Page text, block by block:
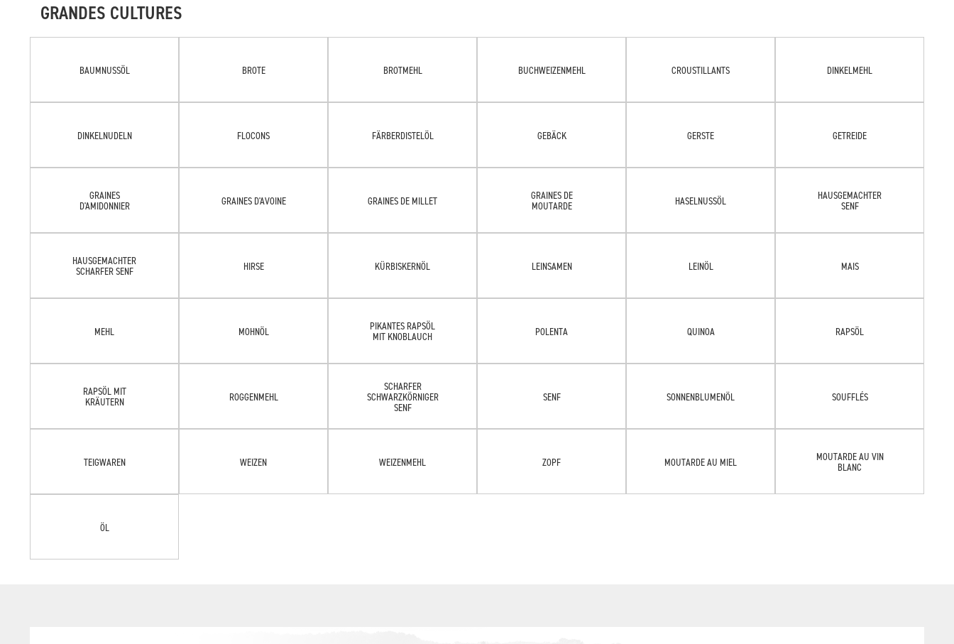
GRANDES CULTURES
BAUMNUSSÖL BROTE BROTMEHL BUCHWEIZENMEHL CROUSTILLANTS DINKELMEHL
DINKELNUDELN FLOCONS FÄRBERDISTELÖL GEBÄCK GERSTE GETREIDE
GRAINES
D'AMIDONNIER
GRAINES D'AVOINE GRAINES DE MILLET
GRAINES DE
MOUTARDE
HASELNUSSÖL
HAUSGEMACHTER
SENF
HAUSGEMACHTER
SCHARFER SENF
HIRSE KÜRBISKERNÖL LEINSAMEN LEINÖL MAIS
MEHL MOHNÖL
PIKANTES RAPSÖL
MIT KNOBLAUCH
POLENTA QUINOA RAPSÖL
RAPSÖL MIT
KRÄUTERN
ROGGENMEHL
SCHARFER
SCHWARZKÖRNIGER
SENF
SENF SONNENBLUMENÖL SOUFFLÉS
TEIGWAREN WEIZEN WEIZENMEHL ZOPF MOUTARDE AU MIEL
MOUTARDE AU VIN
BLANC
ÖL